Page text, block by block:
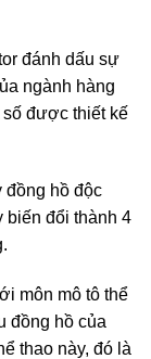
đánh dấu sự
ngành hàng
số được thiết kế
đồng hồ độc
biến đổi thành 4
môn mô tô thể
đồng hồ của
thao này, đó là